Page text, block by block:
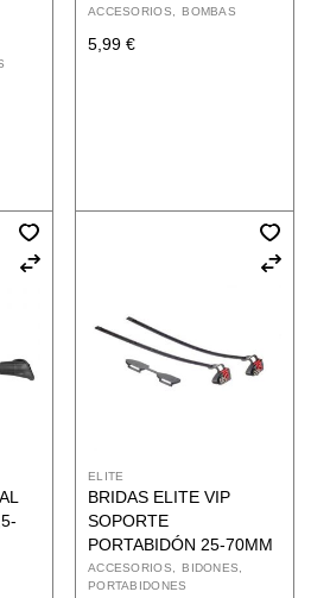
ACCESORIOS BOMBAS
5,99 €
ELITE
BRIDAS ELITE VIP
SOPORTE
PORTABIDÓN 25-70MM
ACCESORIOS
BIDONES
PORTABIDONES